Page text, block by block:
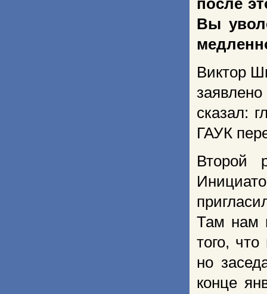
после
Вы
Виктор
сказал:
ГАУК
Второй
Там нам
того,
но
конце